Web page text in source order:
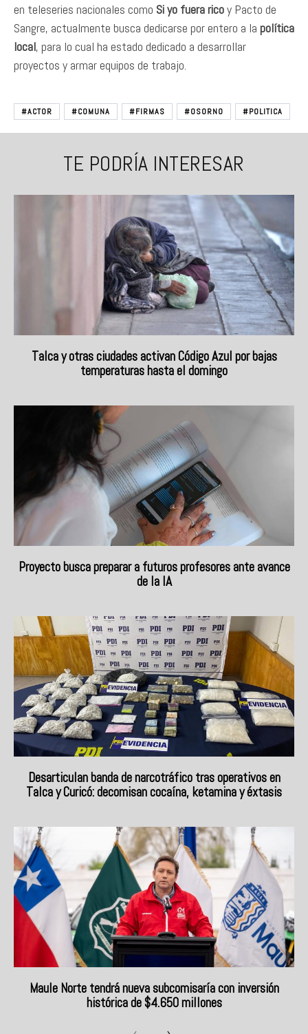
en teleseries nacionales como Si yo fuera ricoy Pacto de
Sangre, actualmente busca dedicarse por entero a la política
local, para lo cual ha estado dedicado a desarrollar
proyectos y armar equipos de trabajo.
#ACTOR #COMUNA #FIRMAS #OSORNO #POLITICA
TE PODRÍA INTERESAR
Talca y otras ciudades activan Código Azul por bajas
temperaturas hasta el domingo
Proyecto busca preparar a futuros profesores ante avance
de la IA
Desarticulan banda de narcotráfico tras operativos en
Talca y Curicó: decomisan cocaína, ketamina y éxtasis
Maule Norte tendrá nueva subcomisaría con inversión
histórica de $4.650 millones